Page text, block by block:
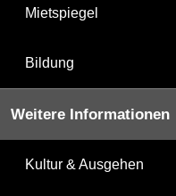
Mietspiegel
Bildung
Weitere Informationen
Kultur & Ausgehen